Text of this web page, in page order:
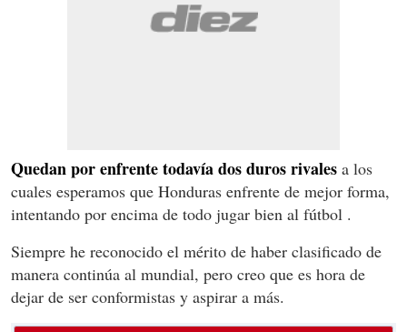
Quedan por enfrente todavía dos duros rivales a los
cuales esperamos que Honduras enfrente de mejor forma,
intentando por encima de todo jugar bien al fútbol .
Siempre he reconocido el mérito de haber clasificado de
manera continúa al mundial, pero creo que es hora de
dejar de ser conformistas y aspirar a más.